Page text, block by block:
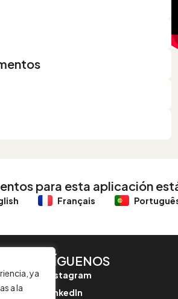
ya
a la
para esta aplicación
Français
SÍGUENOS
Instagram
LinkedIn